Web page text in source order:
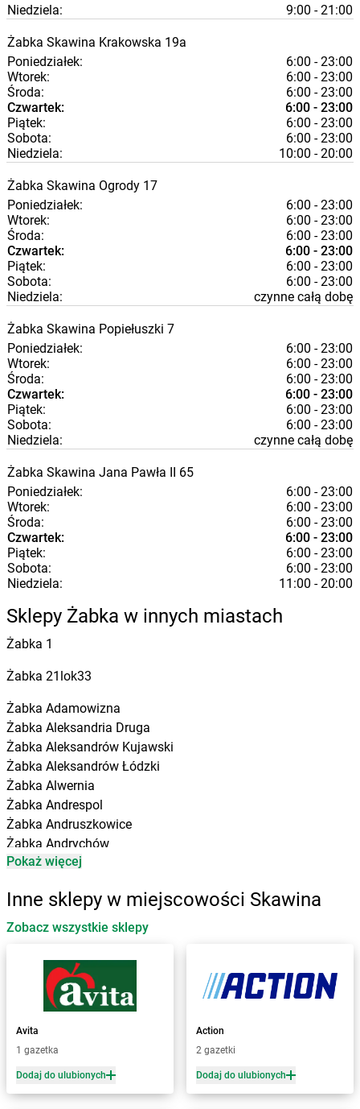
Niedziela:
9:00 - 21:00
Żabka Skawina Krakowska 19a
Poniedziałek:
6:00 - 23:00
Wtorek:
6:00 - 23:00
Środa:
6:00 - 23:00
Czwartek:
6:00 - 23:00
Piątek:
6:00 - 23:00
Sobota:
6:00 - 23:00
Niedziela:
10:00 - 20:00
Żabka Skawina Ogrody 17
Poniedziałek:
6:00 - 23:00
Wtorek:
6:00 - 23:00
Środa:
6:00 - 23:00
Czwartek:
6:00 - 23:00
Piątek:
6:00 - 23:00
Sobota:
6:00 - 23:00
Niedziela:
czynne całą dobę
Żabka Skawina Popiełuszki 7
Poniedziałek:
6:00 - 23:00
Wtorek:
6:00 - 23:00
Środa:
6:00 - 23:00
Czwartek:
6:00 - 23:00
Piątek:
6:00 - 23:00
Sobota:
6:00 - 23:00
Niedziela:
czynne całą dobę
Żabka Skawina Jana Pawła II 65
Poniedziałek:
6:00 - 23:00
Wtorek:
6:00 - 23:00
Środa:
6:00 - 23:00
Czwartek:
6:00 - 23:00
Piątek:
6:00 - 23:00
Sobota:
6:00 - 23:00
Niedziela:
11:00 - 20:00
Sklepy Żabka w innych miastach
Żabka 1
Żabka 21lok33
Żabka Adamowizna
Żabka Aleksandria Druga
Żabka Aleksandrów Kujawski
Żabka Aleksandrów Łódzki
Żabka Alwernia
Żabka Andrespol
Żabka Andruszkowice
Żabka Andrychów
Żabka Antonie
Żabka Automat
Żabka Babica
Babimost
Baborów
Baboszewo
Żabka
Żabka Bądkowo
Żabka Bąków
Pokaż więcej
Inne sklepy w miejscowości Skawina
Zobacz wszystkie sklepy
Avita
1 gazetka
Dodaj do ulubionych
Action
2 gazetki
Dodaj do ulubionych